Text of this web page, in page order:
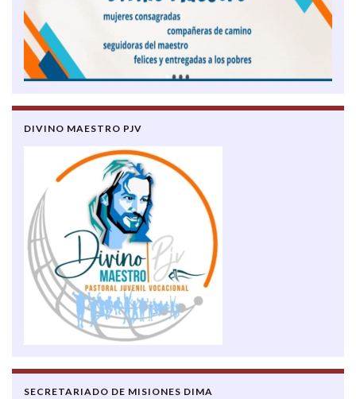
DIVINO MAESTRO PJV
SECRETARIADO DE MISIONES DIMA